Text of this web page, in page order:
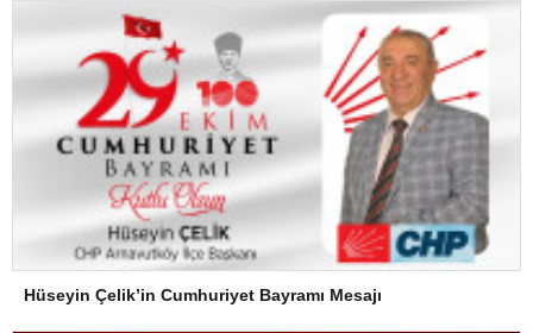
Hüseyin Çelik’in Cumhuriyet Bayramı Mesajı